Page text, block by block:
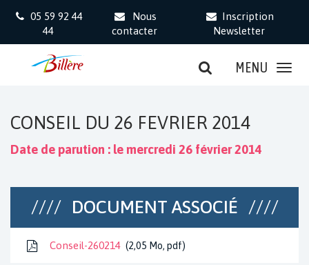
05 59 92 44
44
Nous
contacter
Inscription
Newsletter
MENU
CONSEIL DU 26 FEVRIER 2014
Date de parution : le mercredi 26 février 2014
DOCUMENT ASSOCIÉ
Conseil-260214 2,05 Mo, pdf